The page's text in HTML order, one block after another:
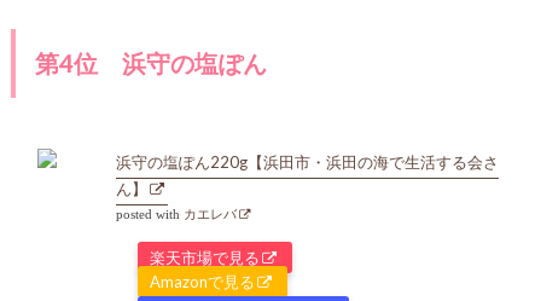
第4位 浜守の塩ぽん
浜守の塩ぽん220g【浜田市・浜田の海で生活する会さ
ん】
posted with カエレバ
楽天市場で見る
Amazonで見る